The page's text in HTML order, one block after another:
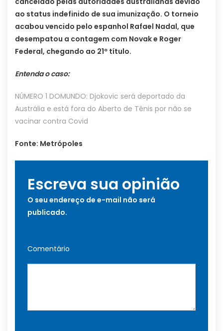
ao status indefinido de sua imunização. O torneio
acabou vencido pelo espanhol Rafael Nadal, que
desempatou a contagem com Novak e Roger
Federal, chegando ao 21º título.
Entenda o caso:
NÚMERO 1 DOMUNDO: Djokovic será deportado da
Austrália e está fora do Aberto de Tênis por não se
vacinar contra Covid
Fonte: Metrópoles
Escreva sua opinião
O seu endereço de e-mail não será
publicado.
Comentário